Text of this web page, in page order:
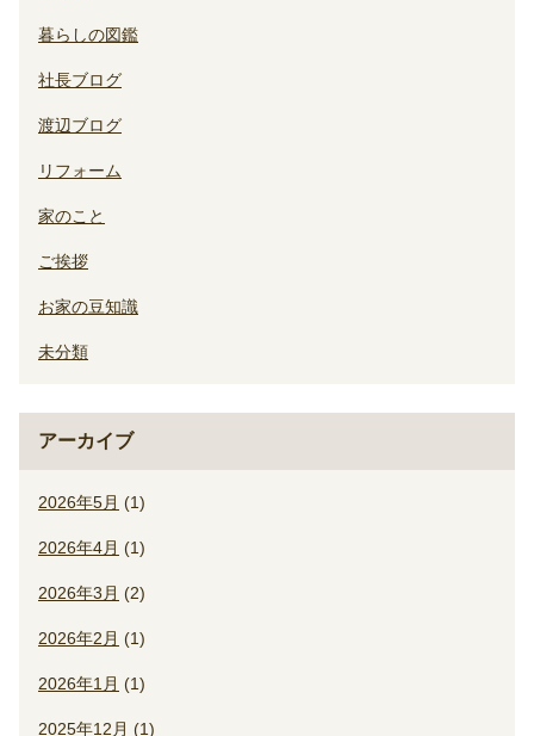
暮らしの図鑑
社長ブログ
渡辺ブログ
リフォーム
家のこと
ご挨拶
お家の豆知識
未分類
アーカイブ
2026年5月 (1)
2026年4月 (1)
2026年3月 (2)
2026年2月 (1)
2026年1月 (1)
2025年12月 (1)